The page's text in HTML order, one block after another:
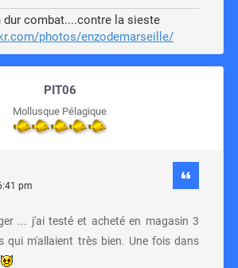
dur combat....contre la sieste
photos/enzodemarseille/
PIT06
Mollusque Pélagique
pm
... j'ai testé et acheté en magasin 3
qui m'allaient très bien. Une fois dans